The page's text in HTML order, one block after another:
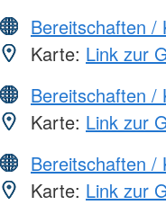
Bereitschaften /
Karte: Link zur
Bereitschaften /
Karte: Link zur
Bereitschaften /
Karte: Link zur